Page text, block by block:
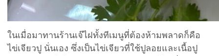
ในเมื่อมาทานร้านเจ๊ไฝทั้งทีเมนูที่ต้องห้ามพลาดก็คือ
ไข่เจียวปู นั่นเอง ซึ่งเป็นไข่เจียวที่ใช้ปูลอยและเนื้อปู